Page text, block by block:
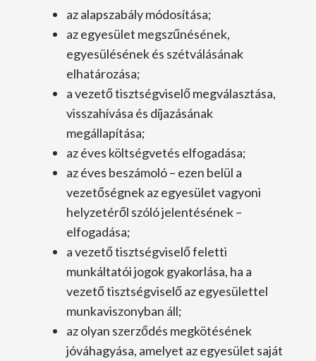
az alapszabály módosítása;
az egyesület megszűnésének,
egyesülésének és szétválásának
elhatározása;
a vezető tisztségviselő megválasztása,
visszahívása és díjazásának
megállapítása;
az éves költségvetés elfogadása;
az éves beszámoló – ezen belül a
vezetőségnek az egyesület vagyoni
helyzetéről szóló jelentésének –
elfogadása;
a vezető tisztségviselő feletti
munkáltatói jogok gyakorlása, ha a
vezető tisztségviselő az egyesülettel
munkaviszonyban áll;
az olyan szerződés megkötésének
jóváhagyása, amelyet az egyesület saját